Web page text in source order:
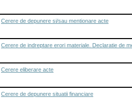
Cerere de depunere si/sau mentionare acte
Cerere de indreptare erori materiale. Declaratie de
Cerere eliberare acte
Cerere de depunere situatii financiare